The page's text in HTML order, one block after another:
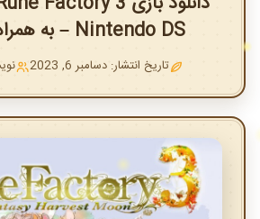
Nintendo DS – به همراه شبیه‌ساز
تاریخ انتشار: دسامبر 6, 2023